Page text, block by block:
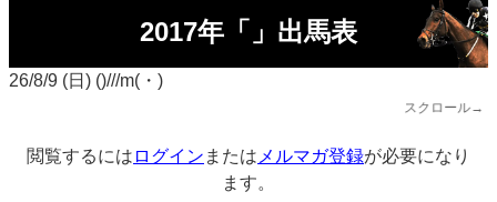
2017年「」出馬表
26/8/9 (日) ()///m(・)
スクロール→
閲覧するには ログイン または メルマガ登録が必要になり
ます。